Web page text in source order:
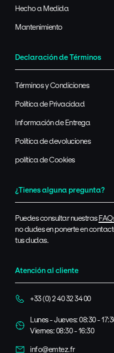
Hecho a Medida
Mantenimiento
Declaración de Términos
Términos y Condiciones
Política de Privacidad
Información de Entrega
Política de devoluciones
política de Cookies
¿Tienes alguna pregunta?
Puedes consultar nuestras
no dudes en ponerte en
tus dudas.
Atención al cliente
+33 (0) 2 40 32 34 00
Lunes - Jueves: 08:30 -
Viernes: 08:30 - 16:30
info@emtez.fr